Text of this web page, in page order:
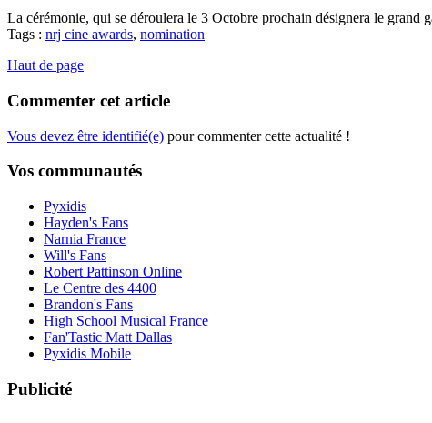
La cérémonie, qui se déroulera le 3 Octobre prochain désignera le
Tags : nrj cine awards, nomination
Haut de page
Commenter cet article
Vous devez être identifié(e) pour commenter cette actualité !
Vos communautés
Pyxidis
Hayden's Fans
Narnia France
Will's Fans
Robert Pattinson Online
Le Centre des 4400
Brandon's Fans
High School Musical France
Fan'Tastic Matt Dallas
Pyxidis Mobile
Publicité